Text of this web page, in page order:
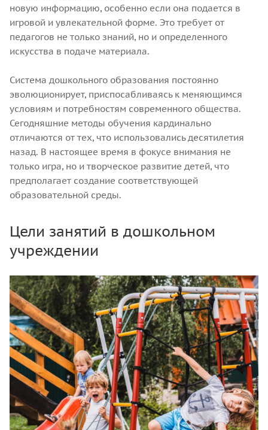
новую информацию, особенно если она подается в
игровой и увлекательной форме. Это требует от
педагогов не только знаний, но и определенного
искусства в подаче материала.
Система дошкольного образования постоянно
эволюционирует, приспосабливаясь к меняющимся
условиям и потребностям современного общества.
Сегодняшние методы обучения кардинально
отличаются от тех, что использовались десятилетия
назад. В настоящее время в фокусе внимания не
только игра, но и творческое развитие детей, что
предполагает создание соответствующей
образовательной среды.
Цели занятий в дошкольном
учреждении